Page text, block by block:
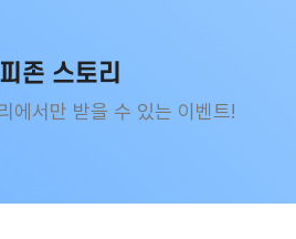
존 스토리
에서만 받을 수 있는 이벤트!